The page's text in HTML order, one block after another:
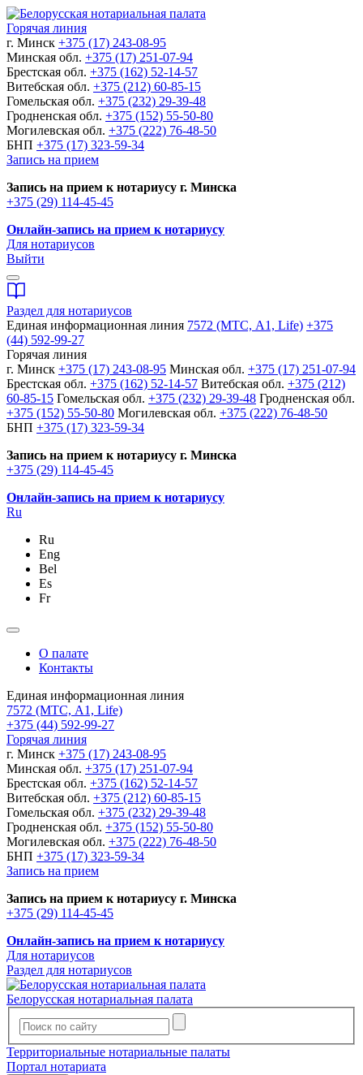
Горячая линия
г. Минск +375 (17) 243-08-95
Минская обл. +375 (17) 251-07-94
Брестская обл. +375 (162) 52-14-57
Витебская обл. +375 (212) 60-85-15
Гомельская обл. +375 (232) 29-39-48
Гродненская обл. +375 (152) 55-50-80
Могилевская обл. +375 (222) 76-48-50
БНП +375 (17) 323-59-34
Запись на прием
Запись на прием к нотариусу г. Минска
+375 (29) 114-45-45
Онлайн-запись на прием к нотариусу
Для нотариусов
Выйти
Раздел для нотариусов
Единая информационная линия 7572 (МТС, A1, Life) +375
(44) 592-99-27
Горячая линия
г. Минск +375 (17) 243-08-95 Минская обл. +375 (17) 251-07-94
Брестская обл. +375 (162) 52-14-57 Витебская обл. +375 (212)
60-85-15 Гомельская обл. +375 (232) 29-39-48 Гродненская обл.
+375 (152) 55-50-80 Могилевская обл. +375 (222) 76-48-50
БНП +375 (17) 323-59-34
Запись на прием к нотариусу г. Минска
+375 (29) 114-45-45
Онлайн-запись на прием к нотариусу
Ru
Ru
Eng
Bel
Es
Fr
О палате
Контакты
Единая информационная линия
7572 (МТС, A1, Life)
+375 (44) 592-99-27
Горячая линия
г. Минск +375 (17) 243-08-95
Минская обл. +375 (17) 251-07-94
Брестская обл. +375 (162) 52-14-57
Витебская обл. +375 (212) 60-85-15
Гомельская обл. +375 (232) 29-39-48
Гродненская обл. +375 (152) 55-50-80
Могилевская обл. +375 (222) 76-48-50
БНП +375 (17) 323-59-34
Запись на прием
Запись на прием к нотариусу г. Минска
+375 (29) 114-45-45
Онлайн-запись на прием к нотариусу
Для нотариусов
Раздел для нотариусов
Белорусская нотариальная палата
Территориальные нотариальные палаты
Портал нотариата